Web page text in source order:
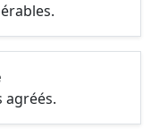
agréés.